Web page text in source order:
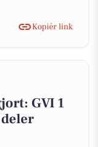
Kopiér link
GVI 1